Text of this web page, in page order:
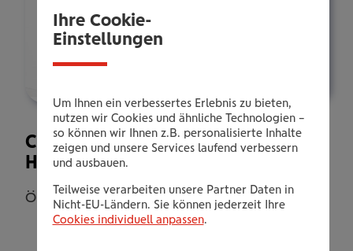
Clever Fit motiviert Dich zu
Höchstleistungen
Österreich, Wien, Wien
Ihre Cookie-
Einstellungen
Um Ihnen ein verbessertes Erlebnis zu bieten,
nutzen wir Cookies und ähnliche Technologien –
so können wir Ihnen z.B. personalisierte Inhalte
zeigen und unsere Services laufend verbessern
und ausbauen.
Teilweise verarbeiten unsere Partner Daten in
Nicht-EU-Ländern. Sie können jederzeit Ihre
Cookies individuell anpassen.